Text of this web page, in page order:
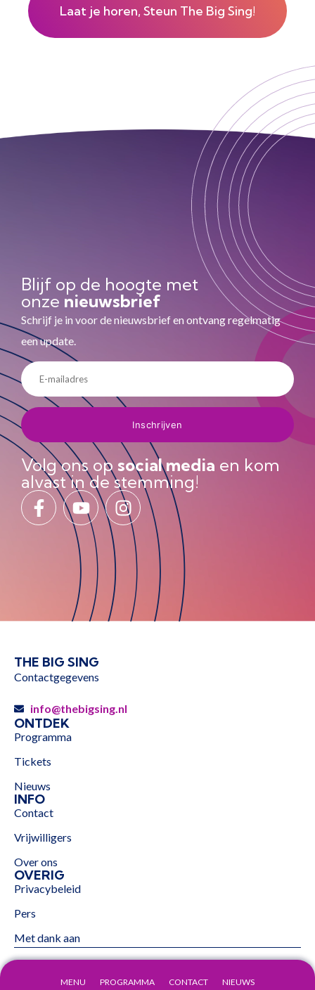
MENU PROGRAMMA CONTACT NIEUWS
Laat je horen, Steun The Big Sing!
Blijf op de hoogte met
onze nieuwsbrief
Schrijf je in voor de nieuwsbrief en ontvang regelmatig
een update.
Volg ons op social media en kom
alvast in de stemming!
THE BIG SING
Contactgegevens
info@thebigsing.nl
ONTDEK
Programma
Tickets
Nieuws
INFO
Contact
Vrijwilligers
Over ons
OVERIG
Privacybeleid
Pers
Met dank aan